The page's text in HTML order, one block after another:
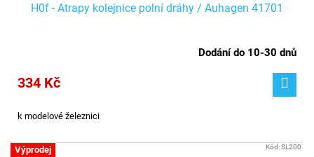
H0f - Atrapy kolejnice polní dráhy / Auhagen 41701
Dodání do 10-30 dnů
334 Kč
k modelové železnici
Výprodej Kód:SL200